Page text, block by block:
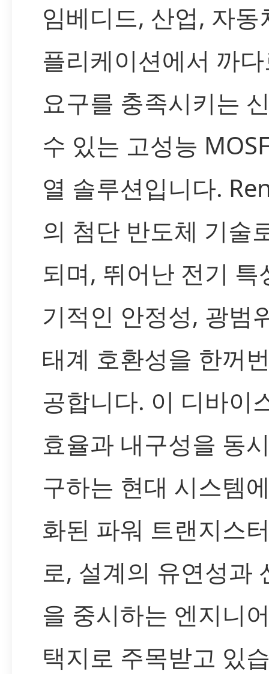
임베디드, 산업, 자동
플리케이션에서 까
요구를 충족시키는
수 있는 고성능
열 솔루션입니다.
의 첨단 반도체 기술
되며, 뛰어난 전기 특
기적인 안정성, 광범
태계 호환성을 한꺼
공합니다. 이 디바이
효율과 내구성을 동
구하는 현대 시스템
화된 파워 트랜지스
로, 설계의 유연성과
을 중시하는 엔지니
택지로 주목받고 있